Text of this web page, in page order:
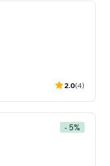
2.0(4)
- 5%